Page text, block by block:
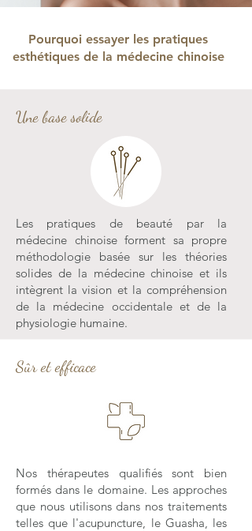
Pourquoi essayer les pratiques
esthétiques de la médecine chinoise
Une base solide
Les pratiques de beauté par la
médecine chinoise forment sa propre
méthodologie basée sur les théories
solides de la médecine chinoise et ils
intègrent la vision et la compréhension
de la médecine occidentale et de la
physiologie humaine.
Sûr et efficace
Nos thérapeutes qualifiés sont bien
formés dans le domaine. Les approches
que nous utilisons dans nos traitements
telles que l'acupuncture, le Guasha, les